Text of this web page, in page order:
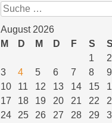
Suchen
August 2026
M
D M D F S
S
1
2
3
4 5 6 7 8
9
10
11 12 13 14 15
17
18 19 20 21 22
24
25 26 27 28 29